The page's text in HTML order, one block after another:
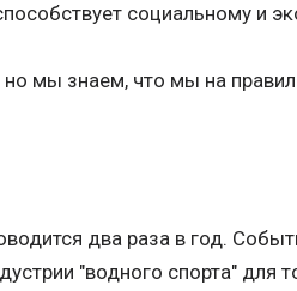
социальному и
мы знаем, что мы на
два раза в год.
"водного спорта" для